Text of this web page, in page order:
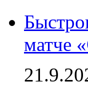
матче